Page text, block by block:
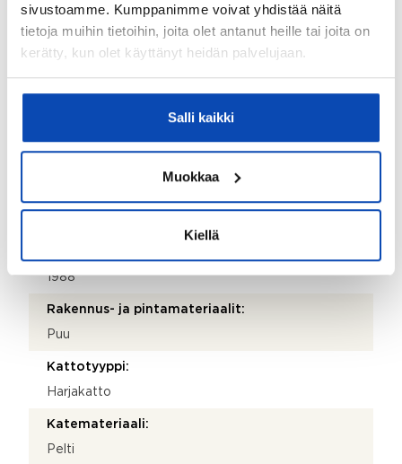
sivustoamme. Kumppanimme voivat yhdistää näitä
tietoja muihin tietoihin, joita olet antanut heille tai joita on
kerätty, kun olet käyttänyt heidän palvelujaan.
Salli kaikki
Muokkaa
Kiellä
Kohteen yleiskunto:
Kohde myydään kalustettuna:
Kiinteistö
1988
Rakennus- ja pintamateriaalit:
Puu
Kattotyyppi:
Harjakatto
Katemateriaali:
Pelti